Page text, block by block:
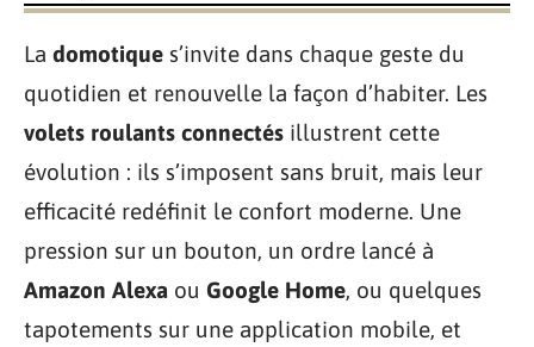
La domotique s’invite dans chaque geste du
quotidien et renouvelle la façon d’habiter. Les
volets roulants connectés illustrent cette
évolution : ils s’imposent sans bruit, mais leur
efficacité redéfinit le confort moderne. Une
pression sur un bouton, un ordre lancé à
Amazon Alexa ou Google Home, ou quelques
tapotements sur une application mobile, et